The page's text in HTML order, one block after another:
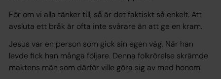
För om vi alla tänker till, så är det faktiskt så enkelt. Att
avsluta ett bråk är ofta inte svårare än att ge en kram.
Jesus var en person som gick sin egen väg. När han
levde fick han många följare. Denna folkrörelse skrämde
maktens män som därför ville göra sig av med honom.